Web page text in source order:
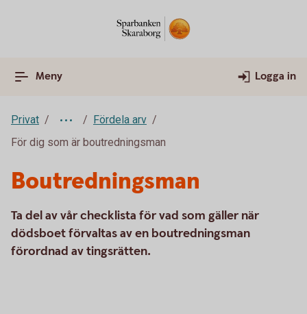
Meny Logga in
Privat
Fördela arv
För dig som är boutredningsman
Boutredningsman
Ta del av vår checklista för vad som gäller när
dödsboet förvaltas av en boutredningsman
förordnad av tingsrätten.